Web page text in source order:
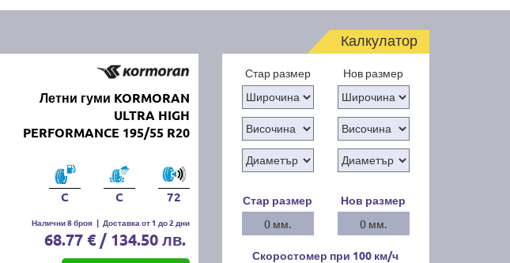
Летни гуми KORMORAN
ULTRA HIGH
PERFORMANCE 195/55 R20
C C 72
Налични 8 броя | Доставка от 1 до 2 дни
68.77 € / 134.50 лв.
Калкулатор
Стар размер Нов размер
Стар размер
0 мм.
Нов размер
0 мм.
Скоростомер при 100 км/ч